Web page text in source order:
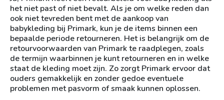
het niet past of niet bevalt. Als je om welke reden dan
ook niet tevreden bent met de aankoop van
babykleding bij Primark, kun je de items binnen een
bepaalde periode retourneren. Het is belangrijk om de
retourvoorwaarden van Primark te raadplegen, zoals
de termijn waarbinnen je kunt retourneren en in welke
staat de kleding moet zijn. Zo zorgt Primark ervoor dat
ouders gemakkelijk en zonder gedoe eventuele
problemen met pasvorm of smaak kunnen oplossen.